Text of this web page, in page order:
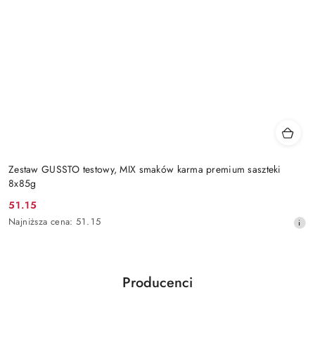
Zestaw GUSSTO testowy, MIX smaków karma premium saszteki
8x85g
Cena
promocyjna:
51.15
Najniższa
Najniższa cena: 51.15
Pomiń karuzelę producentów
Producenci